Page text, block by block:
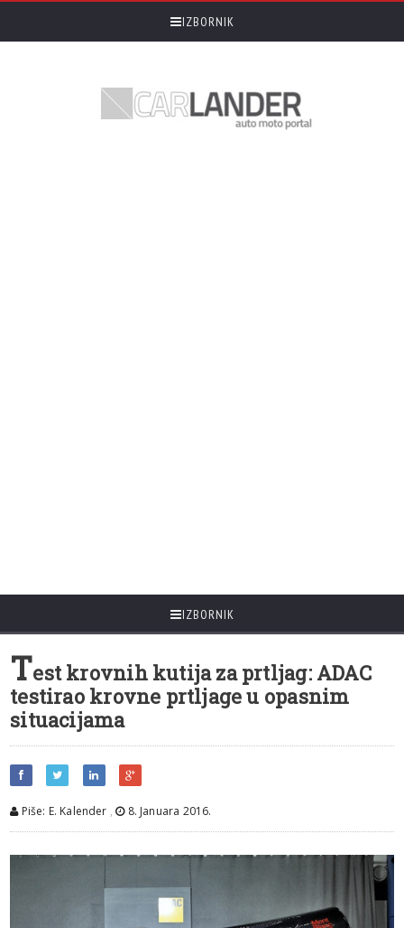
IZBORNIK
IZBORNIK
Test krovnih kutija za prtljag: ADAC
testirao krovne prtljage u opasnim
situacijama
Piše: E. Kalender , 8. Januara 2016.